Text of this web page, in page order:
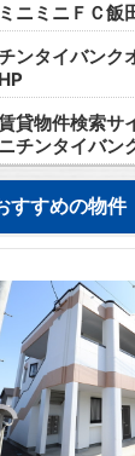
ミニミニＦＣ飯
ンタイバンク
HP
貸物件検索サ
ニチンタイバン
すすめの物件
2